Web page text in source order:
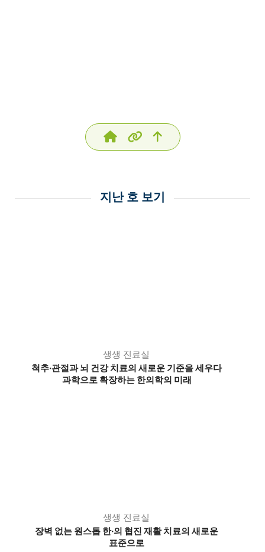
지난 호 보기
생생 진료실
척추·관절과 뇌 건강 치료의 새로운 기준을 세우다
과학으로 확장하는 한의학의 미래
생생 진료실
장벽 없는 원스톱 한·의 협진 재활 치료의 새로운
표준으로